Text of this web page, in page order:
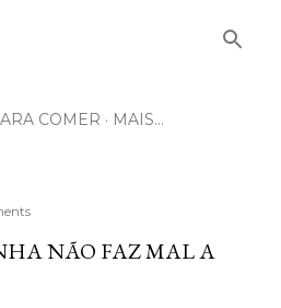
COMER MAIS…
NÃO FAZ MAL A